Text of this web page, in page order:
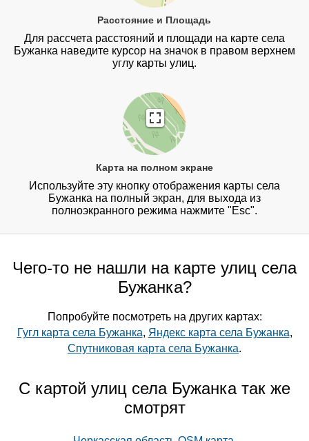
Расстояние и Площадь
Для рассчета расстояний и площади на карте села
Бужанка наведите курсор на значок в правом верхнем
углу карты улиц.
Карта на полном экране
Используйте эту кнопку отображения карты села
Бужанка на полный экран, для выхода из
полноэкранного режима нажмите "Esc".
Чего-то не нашли на карте улиц села
Бужанка?
Попробуйте посмотреть на других картах:
Гугл карта села Бужанка, Яндекс карта села Бужанка,
Спутниковая карта села Бужанка.
С картой улиц села Бужанка так же
смотрят